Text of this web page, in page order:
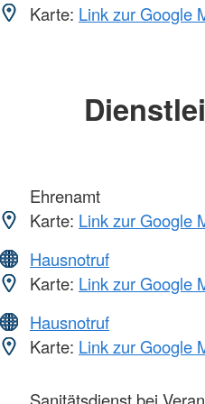
Karte: Link zur Google
Ehrenamt
Karte: Link zur Google
Hausnotruf
Karte: Link zur Google
Hausnotruf
Karte: Link zur Google